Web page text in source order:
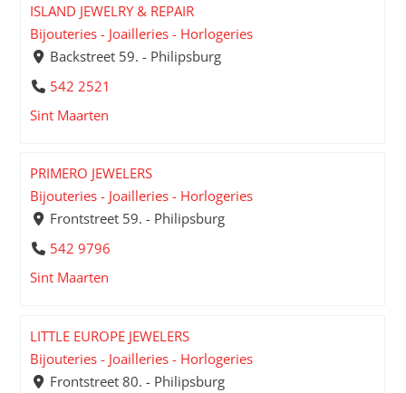
ISLAND JEWELRY & REPAIR
Bijouteries - Joailleries - Horlogeries
Backstreet 59. - Philipsburg
542 2521
Sint Maarten
PRIMERO JEWELERS
Bijouteries - Joailleries - Horlogeries
Frontstreet 59. - Philipsburg
542 9796
Sint Maarten
LITTLE EUROPE JEWELERS
Bijouteries - Joailleries - Horlogeries
Frontstreet 80. - Philipsburg